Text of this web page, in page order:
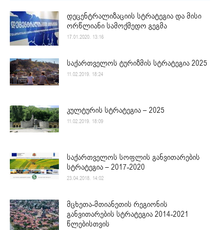
დეცენტრალიზაციის სტრატეგია და მისი
ორწლიანი სამოქმედო გეგმა
17.01.2020. 13:16
საქართველოს ტურიზმის სტრატეგია 2025
11.02.2019. 18:24
კულტურის სტრატეგია – 2025
11.02.2019. 18:09
საქართველოს სოფლის განვითარების
სტრატეგია – 2017-2020
23.04.2018. 14:02
მცხეთა-მთიანეთის რეგიონის
განვითარების სტრატეგია 2014-2021
წლებისთვის